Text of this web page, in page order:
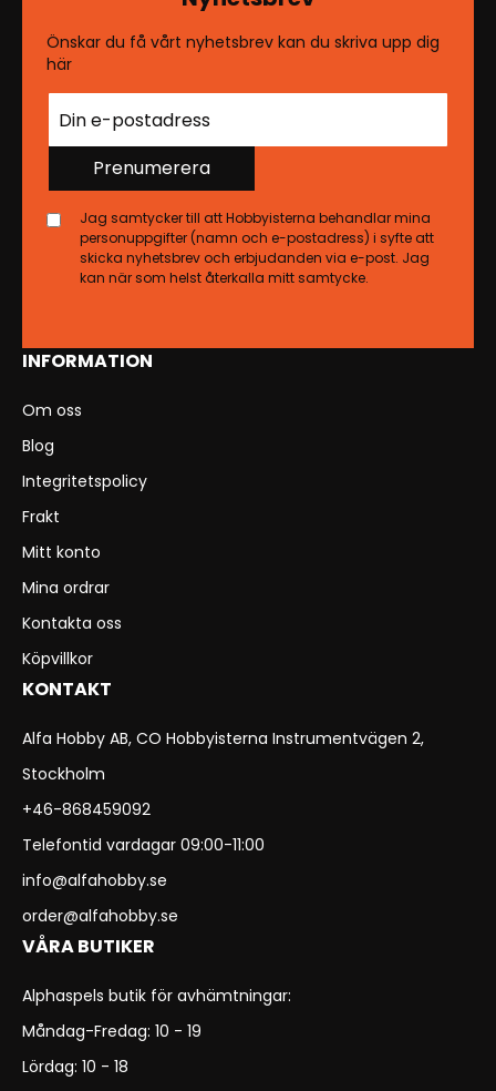
INFORMATION
Om oss
Blog
Integritetspolicy
Frakt
Mitt konto
Mina ordrar
Kontakta oss
Köpvillkor
KONTAKT
Alfa Hobby AB, CO Hobbyisterna Instrumentvägen 2,
Stockholm
+46-868459092
Telefontid vardagar 09:00-11:00
info@alfahobby.se
order@alfahobby.se
VÅRA BUTIKER
Alphaspels butik för avhämtningar:
Måndag-Fredag: 10 - 19
Lördag: 10 - 18
Önskar du få vårt nyhetsbrev kan du skriva upp dig
här
Prenumerera
Jag samtycker till att Hobbyisterna behandlar mina
personuppgifter (namn och e-postadress) i syfte att
skicka nyhetsbrev och erbjudanden via e-post. Jag
kan när som helst återkalla mitt samtycke.